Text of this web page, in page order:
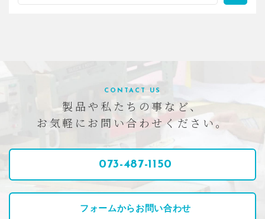
CONTACT US
製品や私たちの事など、
お気軽にお問い合わせください。
073-487-1150
フォームからお問い合わせ